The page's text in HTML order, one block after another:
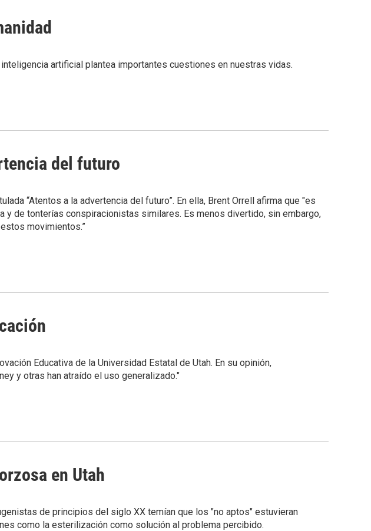
artificial plantea importantes cuestiones en nuestras vidas.
del futuro
“Atentos a la advertencia del futuro”. En ella, Brent Orrell afirma que "es
y de tonterías conspiracionistas similares. Es menos divertido, sin embargo,
movimientos.”
Educativa de la Universidad Estatal de Utah. En su opinión,
y otras han atraído el uso generalizado."
en Utah
de principios del siglo XX temían que los "no aptos" estuvieran
como la esterilización como solución al problema percibido.